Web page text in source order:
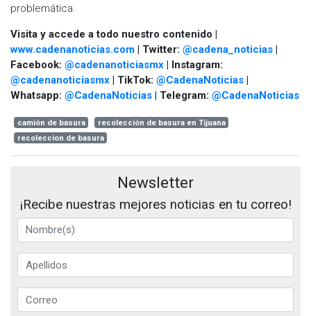
problemática.
Visita y accede a todo nuestro contenido |
www.cadenanoticias.com | Twitter: @cadena_noticias |
Facebook: @cadenanoticiasmx | Instagram:
@cadenanoticiasmx | TikTok: @CadenaNoticias |
Whatsapp: @CadenaNoticias | Telegram: @CadenaNoticias
camión de basura
recolección de basura en Tijuana
recoleccion de basura
Newsletter
¡Recibe nuestras mejores noticias en tu correo!